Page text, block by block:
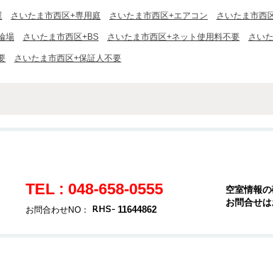
さいたま市西区+専用庭 さいたま市西区+エアコン さいたま市西
場 さいたま市西区+BS さいたま市西区+ネット使用料不要 さい
さいたま市西区+保証人不要
TEL : 048-658-0555
お問合わせNO： 11644862
空室情報
お問合せ